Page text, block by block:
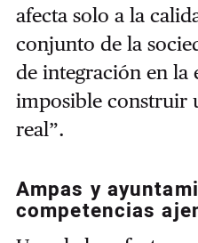
afecta solo a la
conjunto de la
de integración en la
imposible construir
real”.
Ampas y
competencias